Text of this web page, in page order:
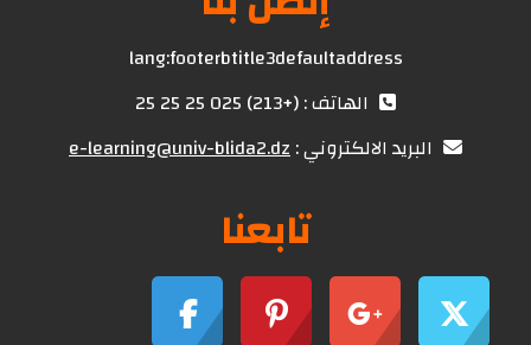
lang:footerbtitle3defaultaddress
الهاتف : (+213) 025 25 25 25
البريد الالكتروني :e-learning@univ-blida2.dz
تابعنا